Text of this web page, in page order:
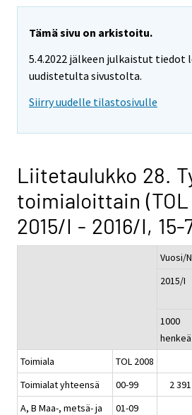
Tämä sivu on arkistoitu.
5.4.2022 jälkeen julkaistut tiedot
uudistetulta sivustolta.
Siirry uudelle tilastosivulle
Liitetaulukko 28.
toimialoittain
2015/I - 2016/I,
Vuosi/
2015/I
1000
henkeä
Toimiala
TOL 2008
Toimialat yhteensä
00-99 2 391
A, B Maa-, metsä- ja
01-09